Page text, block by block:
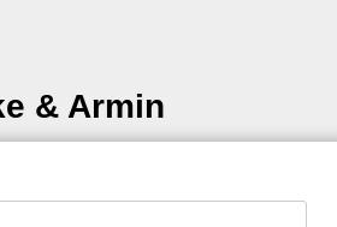
& Armin